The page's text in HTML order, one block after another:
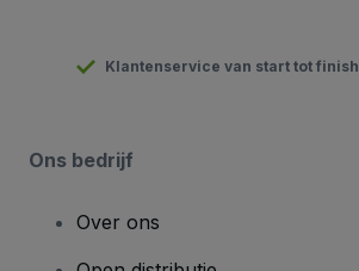
Klantenservice van start tot finish
Ons bedrijf
Over ons